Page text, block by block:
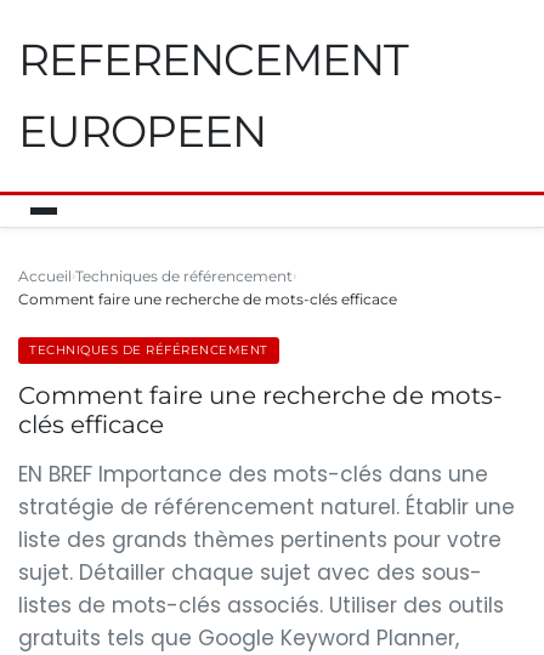
REFERENCEMENT
EUROPEEN
Accueil Techniques de référencement
Comment faire une recherche de mots-clés efficace
TECHNIQUES DE RÉFÉRENCEMENT
Comment faire une recherche de mots-
clés efficace
EN BREF Importance des mots-clés dans une
stratégie de référencement naturel. Établir une
liste des grands thèmes pertinents pour votre
sujet. Détailler chaque sujet avec des sous-
listes de mots-clés associés. Utiliser des outils
gratuits tels que Google Keyword Planner,